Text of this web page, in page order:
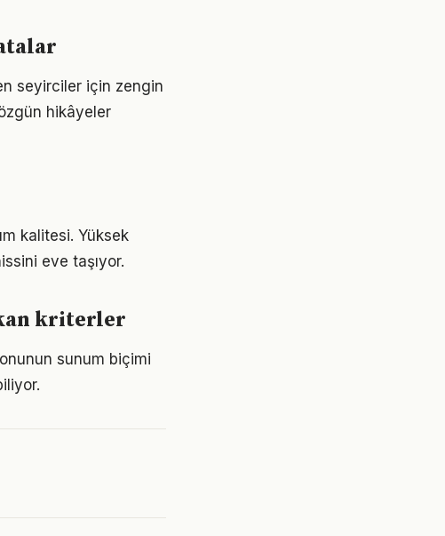
seyirciler için zengin
hikâyeler
kalitesi. Yüksek
eve taşıyor.
kriterler
sunum biçimi